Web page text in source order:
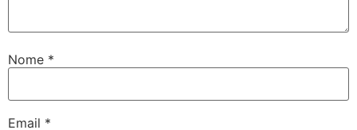
Nome *
Email *